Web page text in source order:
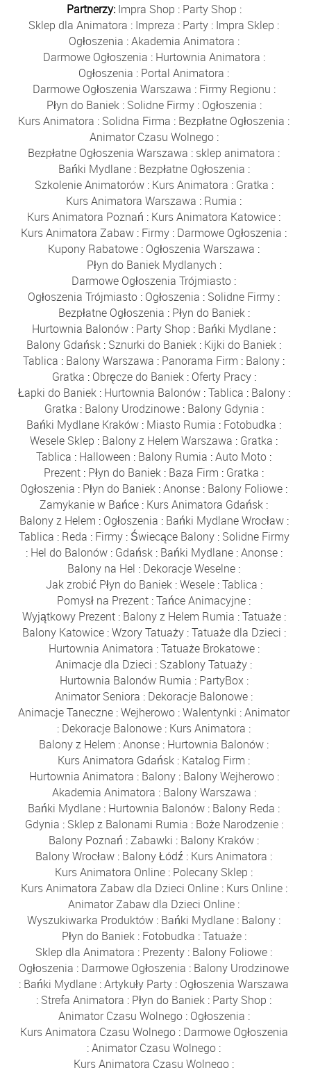
Partnerzy: Impra Shop : Party Shop :
Sklep dla Animatora : Impreza : Party : Impra Sklep :
Ogłoszenia :Akademia Animatora :
Darmowe Ogłoszenia : Hurtownia Animatora :
Ogłoszenia : Portal Animatora :
Darmowe Ogłoszenia Warszawa : Firmy Regionu :
Płyn do Baniek: Solidne Firmy: Ogłoszenia :
Kurs Animatora : Solidna Firma : Bezpłatne Ogłoszenia :
Animator Czasu Wolnego:
Bezpłatne Ogłoszenia Warszawa : sklep animatora :
Bańki Mydlane: Bezpłatne Ogłoszenia :
Szkolenie Animatorów: Kurs Animatora : Gratka :
Kurs Animatora Warszawa : Rumia :
Kurs Animatora Poznań : Kurs Animatora Katowice :
Kurs Animatora Zabaw : Firmy : Darmowe Ogłoszenia :
Kupony Rabatowe : Ogłoszenia Warszawa :
Płyn do Baniek Mydlanych :
Darmowe Ogłoszenia Trójmiasto :
Ogłoszenia Trójmiasto : Ogłoszenia : Solidne Firmy :
Bezpłatne Ogłoszenia : Płyn do Baniek:
Hurtownia Balonów : Party Shop : Bańki Mydlane :
Balony Gdańsk : Sznurki do Baniek : Kijki do Baniek :
Tablica : Balony Warszawa : Panorama Firm : Balony :
Gratka : Obręcze do Baniek: Oferty Pracy:
Łapki do Baniek: Hurtownia Balonów:Tablica : Balony:
Gratka : Balony Urodzinowe: Balony Gdynia :
Bańki Mydlane Kraków : Miasto Rumia : Fotobudka :
Wesele Sklep : Balony z Helem Warszawa : Gratka :
Tablica : Halloween : Balony Rumia :Auto Moto :
Prezent : Płyn do Baniek : Baza Firm : Gratka :
Ogłoszenia : Płyn do Baniek :Anonse : Balony Foliowe :
Zamykanie w Bańce : Kurs Animatora Gdańsk :
Balony z Helem : Ogłoszenia : Bańki Mydlane Wrocław:
Tablica : Reda : Firmy: Świecące Balony: Solidne Firmy
: Hel do Balonów: Gdańsk: Bańki Mydlane:Anonse:
Balony na Hel : Dekoracje Weselne :
Jak zrobić Płyn do Baniek:Wesele:Tablica :
Pomysł na Prezent :Tańce Animacyjne :
Wyjątkowy Prezent: Balony z Helem Rumia :Tatuaże:
Balony Katowice:Wzory Tatuaży:Tatuaże dla Dzieci :
Hurtownia Animatora :Tatuaże Brokatowe:
Animacje dla Dzieci : Szablony Tatuaży :
Hurtownia Balonów Rumia : PartyBox:
Animator Seniora : Dekoracje Balonowe :
Animacje Taneczne :Wejherowo :Walentynki :Animator
: Dekoracje Balonowe : Kurs Animatora :
Balony z Helem :Anonse : Hurtownia Balonów :
Kurs Animatora Gdańsk : Katalog Firm :
Hurtownia Animatora : Balony: Balony Wejherowo:
Akademia Animatora : Balony Warszawa :
Bańki Mydlane : Hurtownia Balonów : Balony Reda :
Gdynia : Sklep z Balonami Rumia : Boże Narodzenie:
Balony Poznań :Zabawki : Balony Kraków :
Balony Wrocław : Balony Łódź : Kurs Animatora :
Kurs Animatora Online : Polecany Sklep :
Kurs Animatora Zabaw dla Dzieci Online: Kurs Online:
Animator Zabaw dla Dzieci Online :
Wyszukiwarka Produktów : Bańki Mydlane : Balony :
Płyn do Baniek: Fotobudka :Tatuaże:
Sklep dla Animatora : Prezenty : Balony Foliowe :
Ogłoszenia : Darmowe Ogłoszenia : Balony Urodzinowe
: Bańki Mydlane :Artykuły Party : Ogłoszenia Warszawa
: Strefa Animatora : Płyn do Baniek : Party Shop :
Animator Czasu Wolnego: Ogłoszenia :
Kurs Animatora Czasu Wolnego: Darmowe Ogłoszenia
:Animator Czasu Wolnego :
Kurs Animatora Czasu Wolnego :